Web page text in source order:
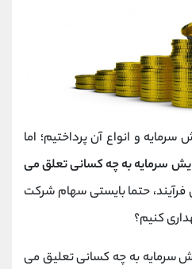
سرمایه و انواع آن پرداختیم؛ اما
سرمایه به چه کسانی تعلق می
فرآیند، حتما بایستی سهام شرکت
کنیم؟
سرمایه به چه کسانی تعلیق می